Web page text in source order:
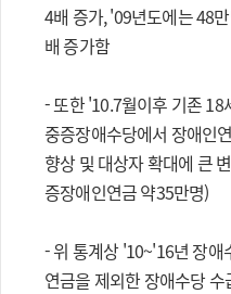
4배 증가, '09년도에는 48
배 증가함
- 또한 '10.7월이후 기존
중증장애수당에서 장애인
향상 및 대상자 확대에 큰
증장애인연금 약35만명)
- 위 통계상 '10~'16년 장애
연금을 제외한 장애수당